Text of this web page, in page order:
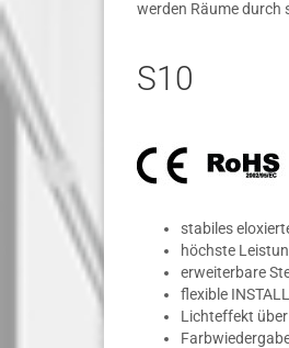
werden Räume durch
S10
stabiles
höchste
erweiterbare
flexible
Lichteffekt